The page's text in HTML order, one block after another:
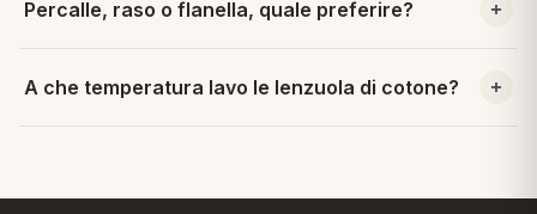
matrimoniale. Per il lenzuolo sotto conta l'altezza del
Percalle, raso o flanella, quale preferire?
luminoso, la flanella è calda e accogliente per l'inverno.
A che temperatura lavo le lenzuola di cotone?
leggermente umido per un risultato più liscio.